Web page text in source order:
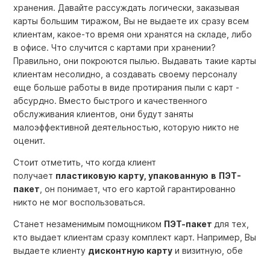
хранения. Давайте рассуждать логически, заказывая
карты большим тиражом, Вы не выдаете их сразу всем
клиентам, какое-то время они хранятся на складе, либо
в офисе. Что случится с картами при хранении?
Правильно, они покроются пылью. Выдавать такие карты
клиентам несолидно, а создавать своему персоналу
еще больше работы в виде протирания пыли с карт -
абсурдно. Вместо быстрого и качественного
обслуживания клиентов, они будут заняты
малоэффективной деятельностью, которую никто не
оценит.
Стоит отметить, что когда клиент
получает пластиковую карту, упакованную в ПЭТ-
пакет , он понимает, что его картой гарантированно
никто не мог воспользоваться.
Станет незаменимым помощником ПЭТ-пакет для тех,
кто выдает клиентам сразу комплект карт. Например, Вы
выдаете клиенту дисконтную карту и визитную, обе